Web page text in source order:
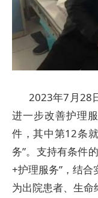
2023年7月28
进一步改善护理
件，其中第12条
务”。支持有条件
+护理服务”，结
为出院患者、生